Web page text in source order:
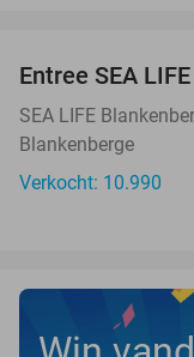
Entree SEA
SEA LIFE
Blankenberge
Verkocht: 10.990